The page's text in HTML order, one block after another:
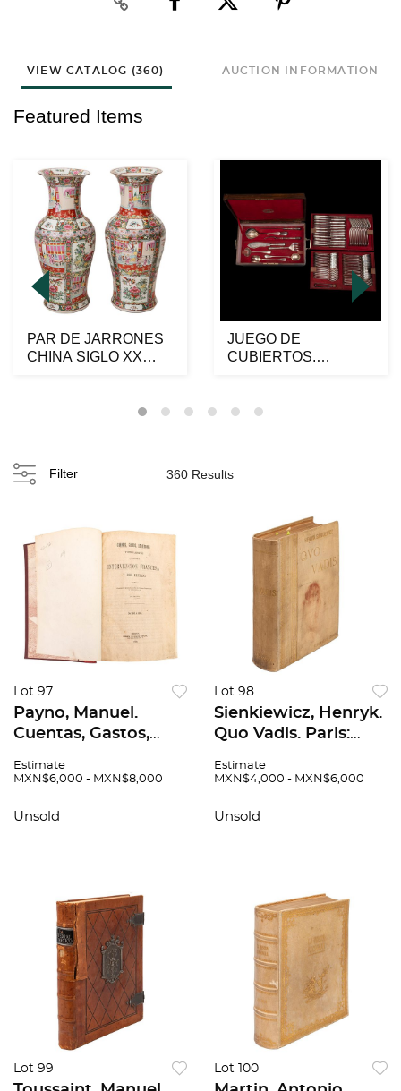
VIEW CATALOG (360) AUCTION INFORMATION
Featured Items
PAR DE JARRONES
CHINA SIGLO XX
JUEGO DE
CUBIERTOS.
mod...
Filter 360 Results
Lot 97
Payno, Manuel.
Cuentas, Gastos,
Asuntos del Tiempo
Francesa y el
Estimate
MXN$6,000 - MXN$8,000
Unsold
Lot 98
Sienkiewicz, Henryk.
Quo Vadis. Paris:
1900. 289 p. + 235 p. +
en tres partes....
Estimate
MXN$4,000 - MXN$6,000
Unsold
Lot 99 Lot 100